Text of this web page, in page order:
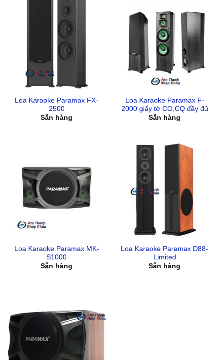
Loa Karaoke Paramax FX-
2500
Sẵn hàng
Loa Karaoke Paramax F-
2000 giấy tờ CO,CQ đầy đủ
Sẵn hàng
Loa Karaoke Paramax MK-
S1000
Sẵn hàng
Loa Karaoke Paramax D88-
Limited
Sẵn hàng